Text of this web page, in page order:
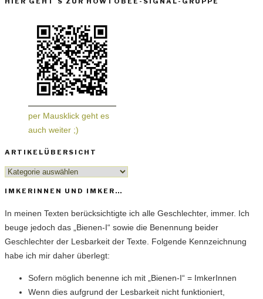
per Mausklick geht es
auch weiter ;)
ARTIKELÜBERSICHT
Artikelübersicht
IMKERINNEN UND IMKER…
In meinen Texten berücksichtigte ich alle Geschlechter, immer. Ich
beuge jedoch das „Bienen-I“ sowie die Benennung beider
Geschlechter der Lesbarkeit der Texte. Folgende Kennzeichnung
habe ich mir daher überlegt:
Sofern möglich benenne ich mit „Bienen-I“ = ImkerInnen
Wenn dies aufgrund der Lesbarkeit nicht funktioniert,